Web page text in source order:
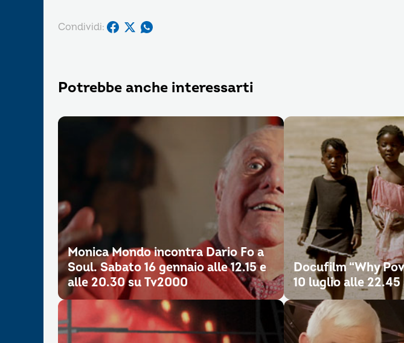
Condividi:
Potrebbe anche interessarti
Monica Mondo incontra Dario Fo a
Soul. Sabato 16 gennaio alle 12.15 e
alle 20.30 su Tv2000
Docufilm “Why
10 luglio alle 22.45